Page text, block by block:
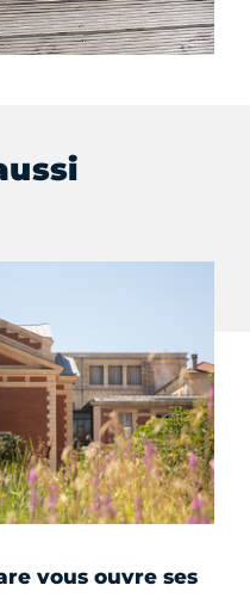
vous ouvre ses